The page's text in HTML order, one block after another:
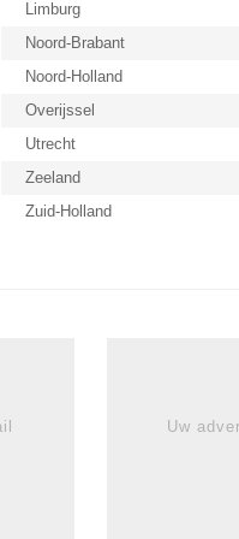
Limburg
Noord-Brabant
Noord-Holland
Overijssel
Utrecht
Zeeland
Zuid-Holland
Uw